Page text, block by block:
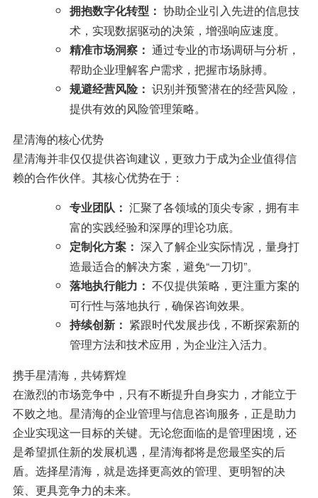
拥抱数字化转型： 协助企业引入先进的信息技
术，实现数据驱动的决策，增强响应速度。
精准市场洞察： 通过专业的市场调研与分析，
帮助企业理解客户需求，把握市场脉搏。
规避经营风险： 识别并预警潜在的经营风险，
提供有效的风险管理策略。
星清海的核心优势
星清海并非仅仅提供咨询建议，更致力于成为企业值得信
赖的合作伙伴。其核心优势在于：
专业团队： 汇聚了各领域的顶尖专家，拥有丰
富的实践经验和深厚的理论功底。
定制化方案： 深入了解企业实际情况，量身打
造最适合的解决方案，避免“一刀切”。
落地执行能力： 不仅提供策略，更注重方案的
可行性与落地执行，确保咨询效果。
持续创新： 紧跟时代发展步伐，不断探索新的
管理方法和技术应用，为企业注入活力。
携手星清海，共铸辉煌
在激烈的市场竞争中，只有不断提升自身实力，才能立于
不败之地。星清海的企业管理与信息咨询服务，正是助力
企业实现这一目标的关键。无论您面临的是管理困境，还
是希望抓住新的发展机遇，星清海都将是您最坚实的后
盾。选择星清海，就是选择更高效的管理、更明智的决
策、更具竞争力的未来。